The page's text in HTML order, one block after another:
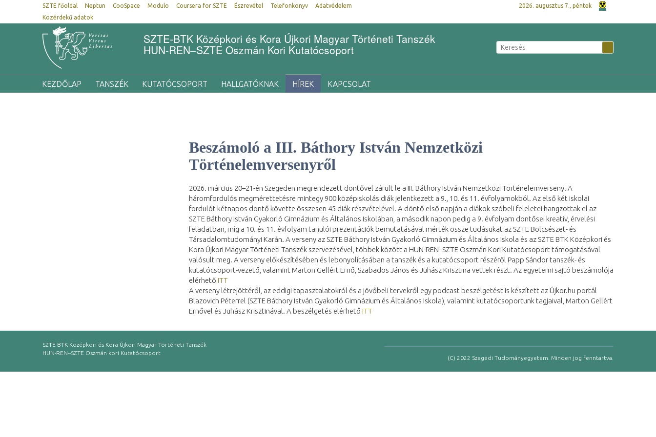
SZTE főoldal Neptun CooSpace Modulo Coursera for SZTE Észrevétel Telefonkönyv
Adatvédelem
Közérdekű adatok
2026. augusztus 7., péntek
SZTE-BTK Középkori és Kora Újkori Magyar Történeti Tanszék
HUN-REN–SZTE Oszmán Kori Kutatócsoport
KEZDŐLAP TANSZÉK KUTATÓCSOPORT HALLGATÓKNAK HÍREK KAPCSOLAT
Beszámoló a III. Báthory István Nemzetközi
Történelemversenyről
2026. március 20–21-én Szegeden megrendezett döntővel zárult le a III. Báthory István Nemzetközi Történelemverseny. A
háromfordulós megmérettetésre mintegy 900 középiskolás diák jelentkezett a 9., 10. és 11. évfolyamokból. Az első két iskolai
fordulót kétnapos döntő követte összesen 45 diák részvételével. A döntő első napján a diákok szóbeli feleletei hangzottak el az
SZTE Báthory István Gyakorló Gimnázium és Általános Iskolában, a második napon pedig a 9. évfolyam döntősei kreatív, érvelési
feladatban, míg a 10. és 11. évfolyam tanulói prezentációk bemutatásával mérték össze tudásukat az SZTE Bölcsészet- és
Társadalomtudományi Karán. A verseny az SZTE Báthory István Gyakorló Gimnázium és Általános Iskola és az SZTE BTK Középkori és
Kora Újkori Magyar Történeti Tanszék szervezésével, többek között a HUN-REN–SZTE Oszmán Kori Kutatócsoport támogatásával
valósult meg. A verseny előkészítésében és lebonyolításában a tanszék és a kutatócsoport részéről Papp Sándor tanszék- és
kutatócsoport-vezető, valamint Marton Gellért Ernő, Szabados János és Juhász Krisztina vettek részt. Az egyetemi sajtó beszámolója
elérhető ITT
A verseny létrejöttéről, az eddigi tapasztalatokról és a jövőbeli tervekről egy podcast beszélgetést is készített az Újkor.hu portál
Blazovich Péterrel (SZTE Báthory István Gyakorló Gimnázium és Általános Iskola), valamint kutatócsoportunk tagjaival, Marton Gellért
Ernővel és Juhász Krisztinával. A beszélgetés elérhető ITT
SZTE-BTK Középkori és Kora Újkori Magyar Történeti Tanszék
HUN-REN–SZTE Oszmán kori Kutatócsoport
(C) 2022 Szegedi Tudományegyetem. Minden jog fenntartva.